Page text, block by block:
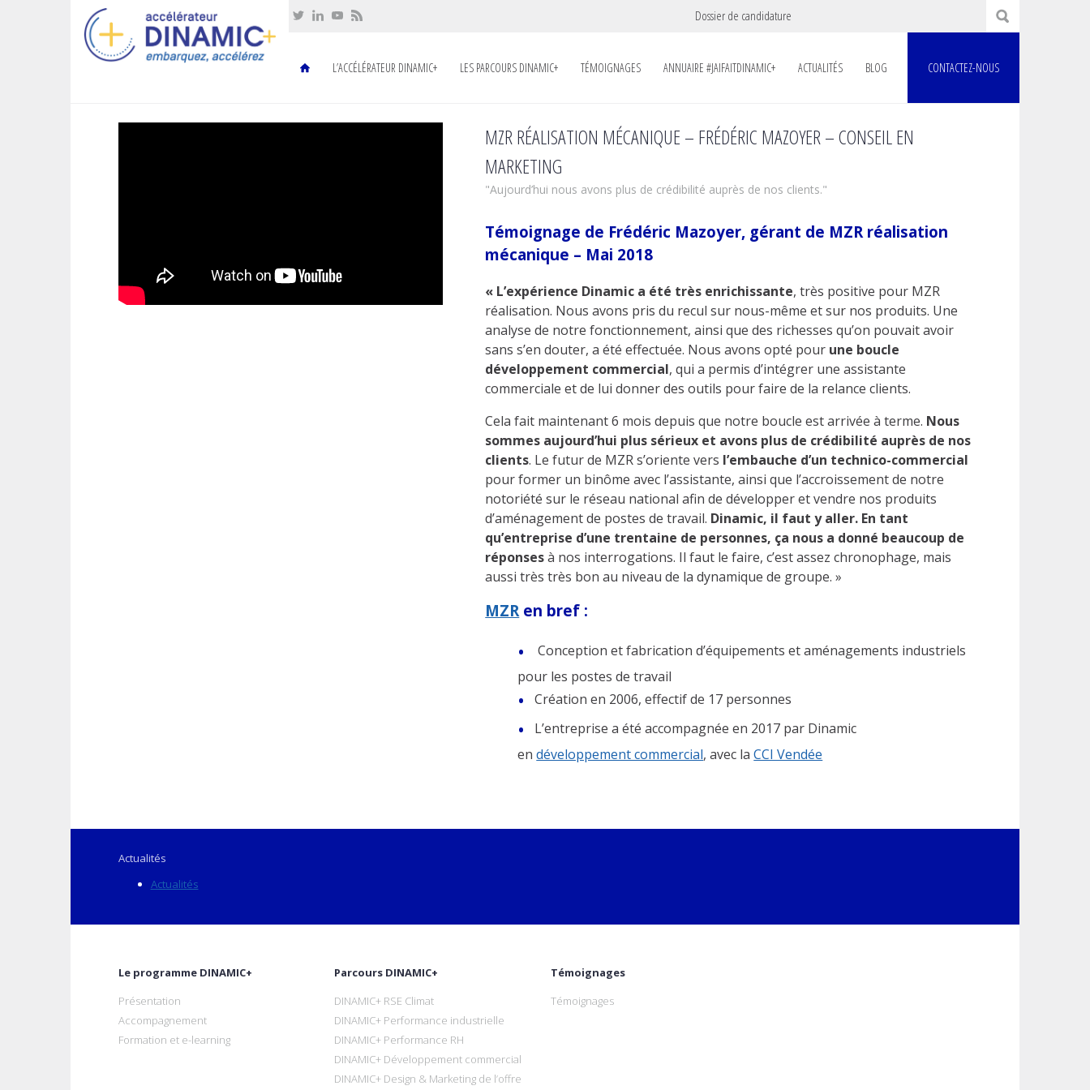
Dossier de candidature
L’ACCÉLÉRATEUR DINAMIC+ LES PARCOURS DINAMIC+ TÉMOIGNAGES ANNUAIRE #JAIFAITDINAMIC+ ACTUALITÉS BLOG CONTACTEZ-NOUS
MZR RÉALISATION MÉCANIQUE – FRÉDÉRIC MAZOYER – CONSEIL EN
MARKETING
"Aujourd’hui nous avons plus de crédibilité auprès de nos clients."
Témoignage de Frédéric Mazoyer, gérant de MZR réalisation
mécanique – Mai 2018
« L’expérience Dinamic a été très enrichissante, très positive pour MZR
réalisation. Nous avons pris du recul sur nous-même et sur nos produits. Une
analyse de notre fonctionnement, ainsi que des richesses qu’on pouvait avoir
sans s’en douter, a été effectuée. Nous avons opté pour une boucle
développement commercial, qui a permis d’intégrer une assistante
commerciale et de lui donner des outils pour faire de la relance clients.
Cela fait maintenant 6 mois depuis que notre boucle est arrivée à terme. Nous
sommes aujourd’hui plus sérieux et avons plus de crédibilité auprès de nos
clients. Le futur de MZR s’oriente vers l’embauche d’un technico-commercial
pour former un binôme avec l’assistante, ainsi que l’accroissement de notre
notoriété sur le réseau national afin de développer et vendre nos produits
d’aménagement de postes de travail. Dinamic, il faut y aller. En tant
qu’entreprise d’une trentaine de personnes, ça nous a donné beaucoup de
réponsesà nos interrogations. Il faut le faire, c’est assez chronophage, mais
aussi très très bon au niveau de la dynamique de groupe. »
MZR en bref :
Conception et fabrication d’équipements et aménagements industriels
pour les postes de travail
Création en 2006, effectif de 17 personnes
L’entreprise a été accompagnée en 2017 par Dinamic
endéveloppement commercial, avec laCCI Vendée
Actualités
Actualités
Le programme DINAMIC+
Présentation
Accompagnement
Formation et e-learning
Parcours DINAMIC+
DINAMIC+ RSE Climat
DINAMIC+ Performance industrielle
DINAMIC+ Performance RH
DINAMIC+ Développement commercial
DINAMIC+ Design & Marketing de l’offre
Témoignages
Témoignages
Cookies management panel